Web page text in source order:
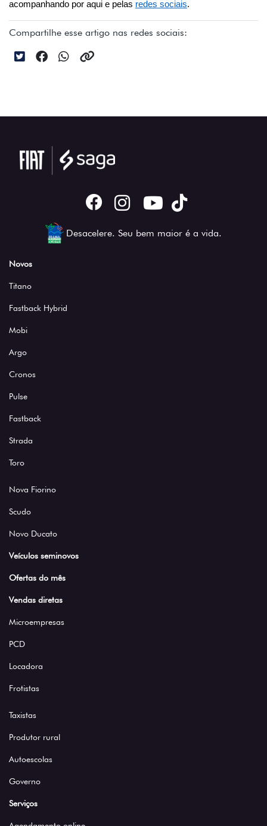
acompanhando por aqui e pelas redes sociais.
Compartilhe esse artigo nas redes sociais:
Desacelere. Seu bem maior é a vida.
Novos
Titano
Fastback Hybrid
Mobi
Argo
Cronos
Pulse
Fastback
Strada
Toro
Nova Fiorino
Scudo
Novo Ducato
Veículos seminovos
Ofertas do mês
Vendas diretas
Microempresas
PCD
Locadora
Frotistas
Taxistas
Produtor rural
Autoescolas
Governo
Serviços